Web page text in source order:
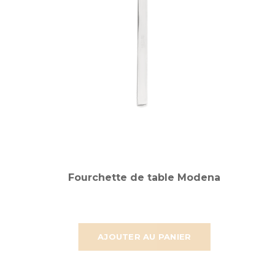
AJOUTER AU PANIER
Fourchette de table Modena